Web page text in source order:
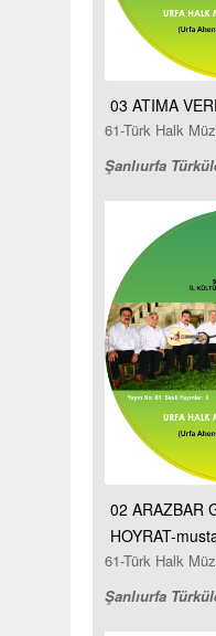
03 ATIMA
61-Türk Halk
Şanlıurfa
02 ARAZBAR
HOYRAT-
61-Türk Halk
Şanlıurfa